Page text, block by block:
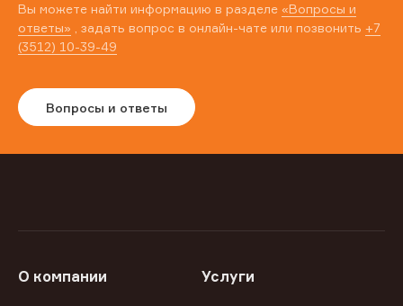
Вы можете найти информацию в разделе «Вопросы и
ответы» , задать вопрос в онлайн-чате или позвонить +7
(3512) 10-39-49
Вопросы и ответы
О компании Услуги